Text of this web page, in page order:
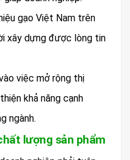
gạo Việt Nam trên
xây dựng được lòng tin
việc mở rộng thị
khả năng cạnh
ngành.
lượng sản phẩm